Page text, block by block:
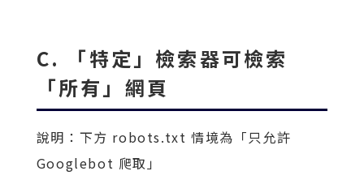
C. 「特定」檢索器可檢索
「所有」網頁
說明：下方 robots.txt 情境為「只允許
Googlebot 爬取」